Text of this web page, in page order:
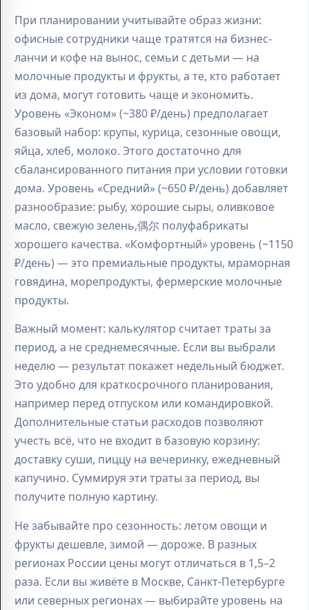
При планировании учитывайте образ жизни:
офисные сотрудники чаще тратятся на бизнес-
ланчи и кофе на вынос, семьи с детьми — на
молочные продукты и фрукты, а те, кто работает
из дома, могут готовить чаще и экономить.
Уровень «Эконом» (~380 ₽/день) предполагает
базовый набор: крупы, курица, сезонные овощи,
яйца, хлеб, молоко. Этого достаточно для
сбалансированного питания при условии готовки
дома. Уровень «Средний» (~650 ₽/день) добавляет
разнообразие: рыбу, хорошие сыры, оливковое
масло, свежую зелень,偶尔 полуфабрикаты
хорошего качества. «Комфортный» уровень (~1150
₽/день) — это премиальные продукты, мраморная
говядина, морепродукты, фермерские молочные
продукты.
Важный момент: калькулятор считает траты за
период, а не среднемесячные. Если вы выбрали
неделю — результат покажет недельный бюджет.
Это удобно для краткосрочного планирования,
например перед отпуском или командировкой.
Дополнительные статьи расходов позволяют
учесть всё, что не входит в базовую корзину:
доставку суши, пиццу на вечеринку, ежедневный
капучино. Суммируя эти траты за период, вы
получите полную картину.
Не забывайте про сезонность: летом овощи и
фрукты дешевле, зимой — дороже. В разных
регионах России цены могут отличаться в 1,5–2
раза. Если вы живёте в Москве, Санкт-Петербурге
или северных регионах — выбирайте уровень на